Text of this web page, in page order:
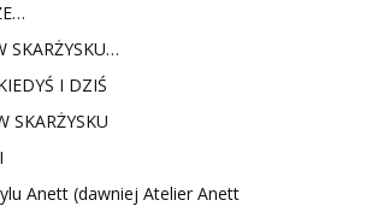
SKARŻYSKU…
I DZIŚ
SKARŻYSKU
Anett (dawniej Atelier Anett